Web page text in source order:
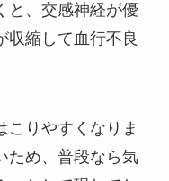
と、交感神経が優
収縮して血行不良
こりやすくなりま
ため、普段なら気